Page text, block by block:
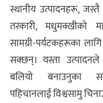
स्थानीय उत्पादनहरू,
तरकारी, मधुमक्खीको
सामग्री-पर्यटकहरूका
सक्छन्। यस्ता उत्पादनले
बलियो बनाउनुका
पहिचानलाई विश्वसामु